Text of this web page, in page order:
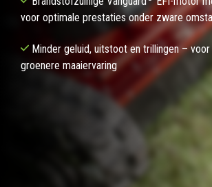
voor optimale prestaties onder zware
Minder geluid, uitstoot en trillingen –
groenere maaiervaring